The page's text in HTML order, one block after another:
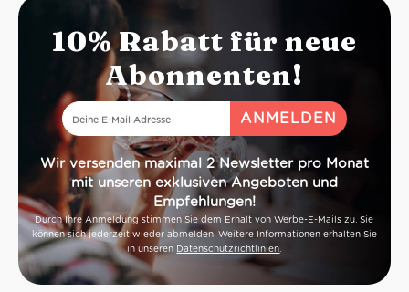
10% Rabatt für neue
Abonnenten!
Wir versenden maximal 2 Newsletter pro Monat
mit unseren exklusiven Angeboten und
Empfehlungen!
Durch Ihre Anmeldung stimmen Sie dem Erhalt von Werbe-E-Mails zu. Sie
können sich jederzeit wieder abmelden. Weitere Informationen erhalten Sie
in unseren Datenschutzrichtlinien